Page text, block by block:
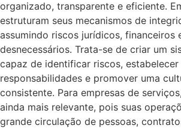
organizado, transparente e eficiente.
estruturam seus mecanismos de
assumindo riscos jurídicos, financeiros
desnecessários. Trata-se de criar um
capaz de identificar riscos,
responsabilidades e promover uma
consistente. Para empresas de
ainda mais relevante, pois suas
grande circulação de pessoas,